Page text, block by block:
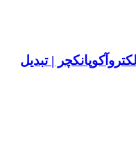
| تبدیل